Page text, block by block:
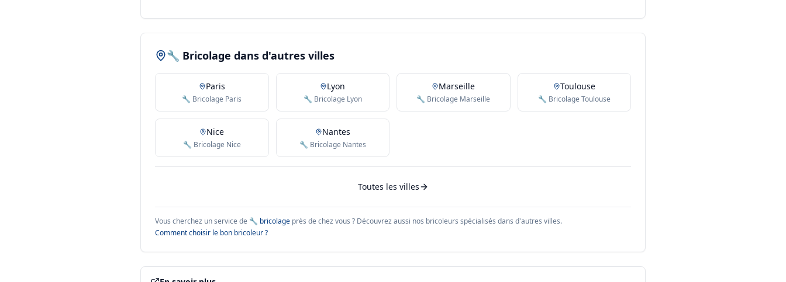
🔧 Bricolage dans d'autres villes
Paris
🔧 Bricolage Paris
Lyon
🔧 Bricolage Lyon
Marseille
🔧 Bricolage Marseille
Toulouse
🔧 Bricolage Toulouse
Nice
🔧 Bricolage Nice
Nantes
🔧 Bricolage Nantes
Toutes les villes
Vous cherchez un service de 🔧 bricolage près de chez vous ? Découvrez aussi nos bricoleurs spécialisés dans d'autres villes.
Comment choisir le bon bricoleur ?